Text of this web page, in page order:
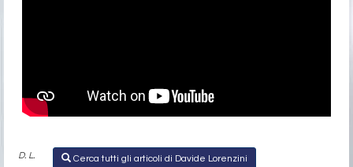
D. L. Cerca tutti gli articoli di Davide Lorenzini